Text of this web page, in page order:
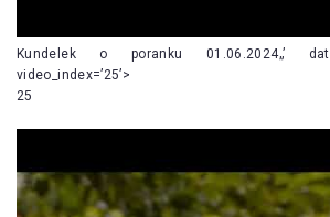
Kundelek o poranku 01.06.2024„’
video_index=’25’>
25